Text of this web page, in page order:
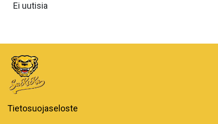
Ei uutisia
Tietosuojaseloste